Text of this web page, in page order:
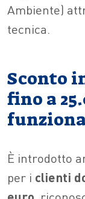
Ambiente)
tecnica.
Sconto
fino a
È introdotto
per i clienti